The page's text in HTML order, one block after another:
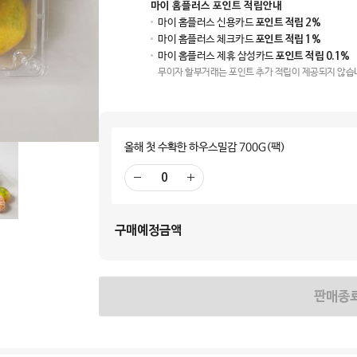
마이 홈플러스 포인트 적립안내
마이 홈플러스 신용카드포인트 적립 2%
마이 홈플러스 체크카드포인트 적립 1%
마이 홈플러스 제휴 삼성카드포인트 적립 0.1%
무이자 할부거래는 포인트 추가 적립이 제공되지 않습
올해 첫 수확한 하우스밀감 700G(팩)
기
더
하
구매예정금액
판매종